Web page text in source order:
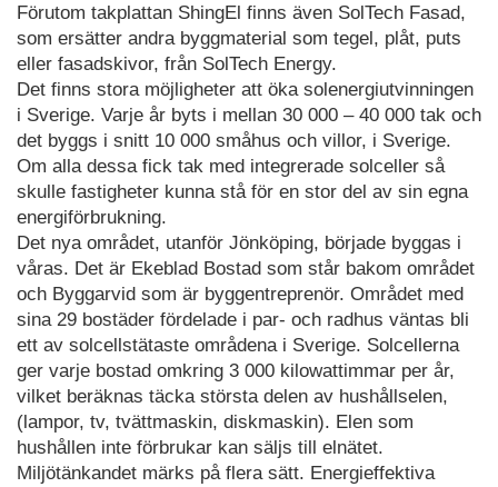
Förutom takplattan ShingEl finns även SolTech Fasad,
som ersätter andra byggmaterial som tegel, plåt, puts
eller fasadskivor, från SolTech Energy.
Det finns stora möjligheter att öka solenergiutvinningen
i Sverige. Varje år byts i mellan 30 000 – 40 000 tak och
det byggs i snitt 10 000 småhus och villor, i Sverige.
Om alla dessa fick tak med integrerade solceller så
skulle fastigheter kunna stå för en stor del av sin egna
energiförbrukning.
Det nya området, utanför Jönköping, började byggas i
våras. Det är Ekeblad Bostad som står bakom området
och Byggarvid som är byggentreprenör. Området med
sina 29 bostäder fördelade i par- och radhus väntas bli
ett av solcellstätaste områdena i Sverige. Solcellerna
ger varje bostad omkring 3 000 kilowattimmar per år,
vilket beräknas täcka största delen av hushållselen,
(lampor, tv, tvättmaskin, diskmaskin). Elen som
hushållen inte förbrukar kan säljs till elnätet.
Miljötänkandet märks på flera sätt. Energieffektiva